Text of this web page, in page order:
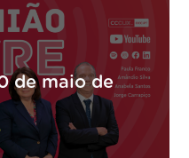
de maio de